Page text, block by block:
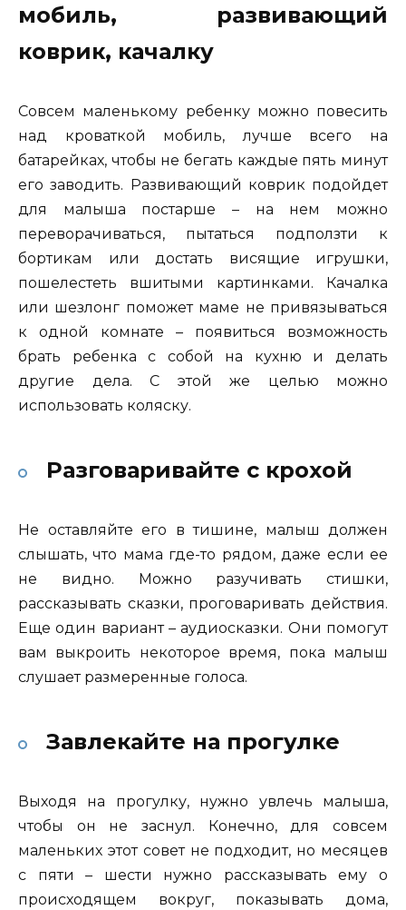
мобиль, развивающий
коврик, качалку
Совсем маленькому ребенку можно повесить
над кроваткой мобиль, лучше всего на
батарейках, чтобы не бегать каждые пять минут
его заводить. Развивающий коврик подойдет
для малыша постарше – на нем можно
переворачиваться, пытаться подползти к
бортикам или достать висящие игрушки,
пошелестеть вшитыми картинками. Качалка
или шезлонг поможет маме не привязываться
к одной комнате – появиться возможность
брать ребенка с собой на кухню и делать
другие дела. С этой же целью можно
использовать коляску.
Разговаривайте с крохой
Не оставляйте его в тишине, малыш должен
слышать, что мама где-то рядом, даже если ее
не видно. Можно разучивать стишки,
рассказывать сказки, проговаривать действия.
Еще один вариант – аудиосказки. Они помогут
вам выкроить некоторое время, пока малыш
слушает размеренные голоса.
Завлекайте на прогулке
Выходя на прогулку, нужно увлечь малыша,
чтобы он не заснул. Конечно, для совсем
маленьких этот совет не подходит, но месяцев
с пяти – шести нужно рассказывать ему о
происходящем вокруг, показывать дома,